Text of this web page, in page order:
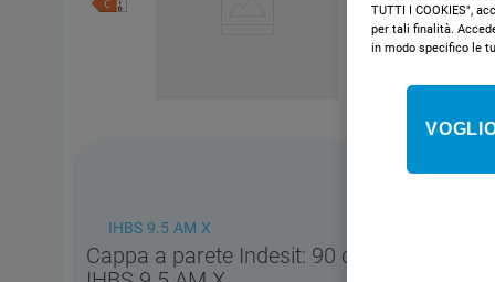
IHBS 9.5 AM X
Cappa a parete Indesit: 90 cm -
TUTTI I COOKIES",
per tali finalità.
in modo specifico le